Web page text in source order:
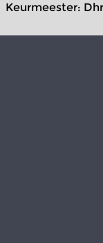
Keurmeester: